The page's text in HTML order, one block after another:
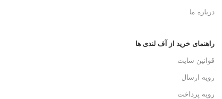
درباره ما
راهنمای خرید از آف لندی ها
قوانین سایت
رویه ارسال
رویه پرداخت